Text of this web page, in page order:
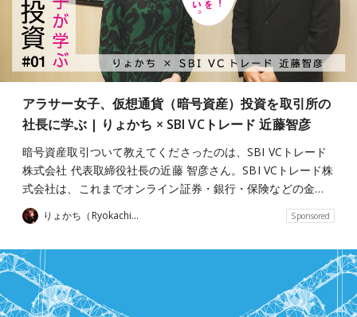
アラサー女子、仮想通貨（暗号資産）投資を取引所の
社長に学ぶ | りょかち × SBI VCトレード 近藤智彦
暗号資産取引ついて教えてくださったのは、SBI VCトレード
株式会社 代表取締役社長の近藤 智彦さん。SBI VCトレード株
式会社は、これまでオンライン証券・銀行・保険などの金…
りょかち（Ryokachii） Sponsored